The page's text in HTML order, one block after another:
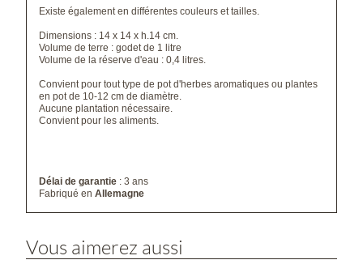
Existe également en différentes couleurs et tailles.
Dimensions : 14 x 14 x h.14 cm.
Volume de terre : godet de 1 litre
Volume de la réserve d'eau : 0,4 litres.
Convient pour tout type de pot d'herbes aromatiques ou plantes
en pot de 10-12 cm de diamètre.
Aucune plantation nécessaire.
Convient pour les aliments.
Délai de garantie : 3 ans
Fabriqué enAllemagne
Vous aimerez aussi